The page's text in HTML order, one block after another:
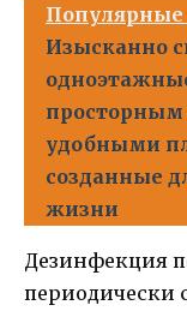
Популярные
Изысканно
удобными
созданные
жизни
Дезинфекция
периодически